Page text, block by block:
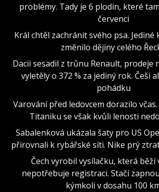
problémy. Tady je 6 plodin, které
červenci
Král chtěl zachránit svého psa.
změnilo dějiny celého
Dacii sesadil z trůnu Renault, prodeje
vyletěly o 372 % za jediný rok. Češi
pohádku
Varování před ledovcem dorazilo
Titaniku se však kvůli lenosti
Sabalenková ukázala šaty pro US
přirovnali k rybářské síti. Nike prý
Čech vyrobil vysílačku, která běží
nepotřebuje registraci. Stačí
kýmkoli v dosahu 100